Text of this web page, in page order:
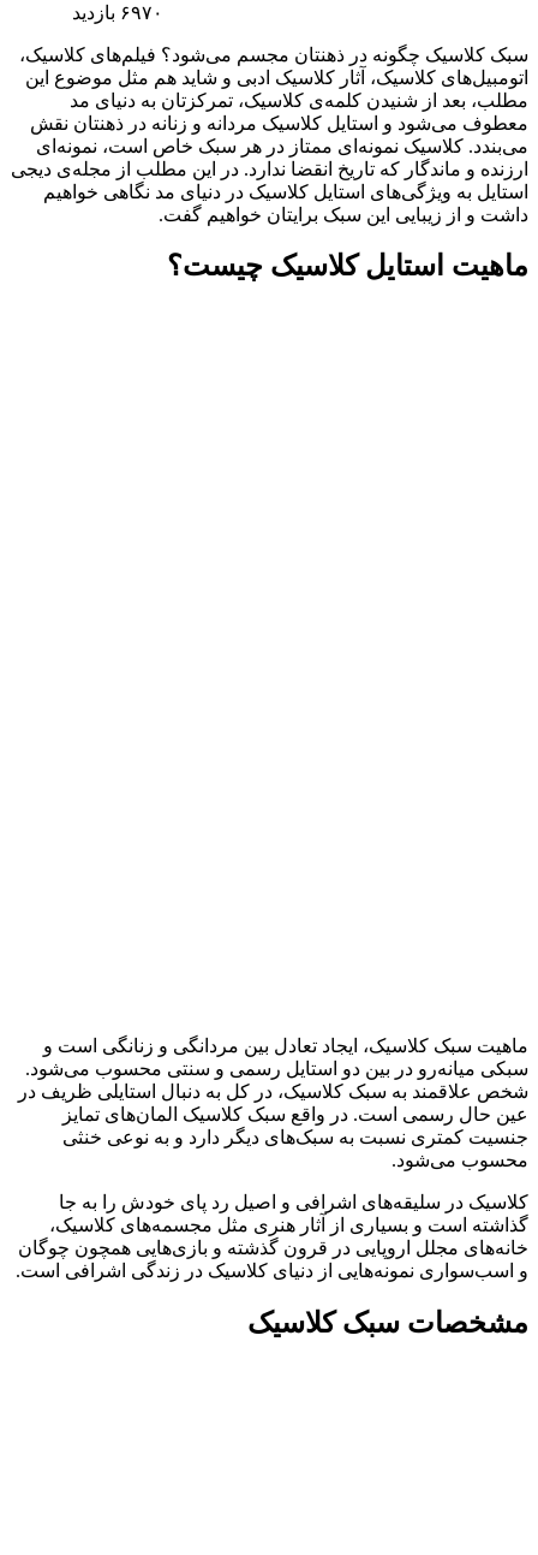
۶۹۷۰ بازدید
سبک کلاسیک چگونه در ذهنتان مجسم می‌شود؟ فیلم‌های کلاسیک،
اتومبیل‌های کلاسیک، آثار کلاسیک ادبی و شاید هم مثل موضوع این
مطلب، بعد از شنیدن کلمه‌ی کلاسیک، تمرکزتان به دنیای مد
معطوف می‌شود و استایل کلاسیک مردانه و زنانه در ذهنتان نقش
می‌بندد. کلاسیک نمونه‌ای ممتاز در هر سبک خاص است، نمونه‌ای
ارزنده و ماندگار که تاریخ انقضا ندارد. در این مطلب از مجله‌ی دیجی
استایل به ویژگی‌های استایل کلاسیک در دنیای مد نگاهی خواهیم
داشت و از زیبایی این سبک برایتان خواهیم گفت.
ماهیت استایل کلاسیک چیست؟
ماهیت سبک کلاسیک، ایجاد تعادل بین مردانگی و زنانگی است و
سبکی میانه‌رو در بین دو استایل رسمی و سنتی محسوب می‌شود.
شخص علاقمند به سبک کلاسیک، در کل به دنبال استایلی ظریف در
عین حال رسمی است. در واقع سبک کلاسیک المان‌های تمایز
جنسیت کمتری نسبت به سبک‌های دیگر دارد و به نوعی خنثی
محسوب می‌شود.
کلاسیک در سلیقه‌های اشرافی و اصیل رد پای خودش را به جا
گذاشته است و بسیاری از آثار هنری مثل مجسمه‌های کلاسیک،
خانه‌های مجلل اروپایی در قرون گذشته و بازی‌هایی همچون چوگان
و اسب‌سواری نمونه‌هایی از دنیای کلاسیک در زندگی اشرافی است.
مشخصات سبک کلاسیک